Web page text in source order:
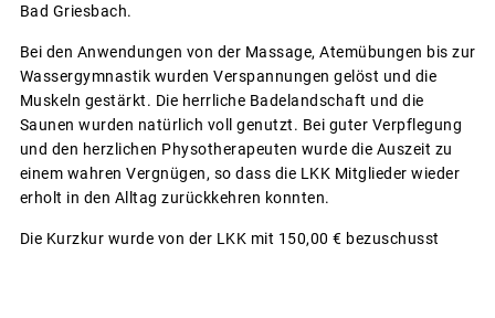
Bad Griesbach.
Bei den Anwendungen von der Massage, Atemübungen bis zur
Wassergymnastik wurden Verspannungen gelöst und die
Muskeln gestärkt. Die herrliche Badelandschaft und die
Saunen wurden natürlich voll genutzt. Bei guter Verpflegung
und den herzlichen Physotherapeuten wurde die Auszeit zu
einem wahren Vergnügen, so dass die LKK Mitglieder wieder
erholt in den Alltag zurückkehren konnten.
Die Kurzkur wurde von der LKK mit 150,00 € bezuschusst